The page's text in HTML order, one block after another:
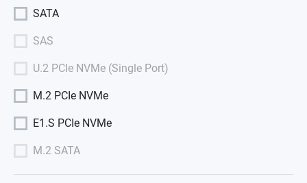
SATA
SAS
U.2 PCIe NVMe (Single Port)
M.2 PCIe NVMe
E1.S PCIe NVMe
M.2 SATA